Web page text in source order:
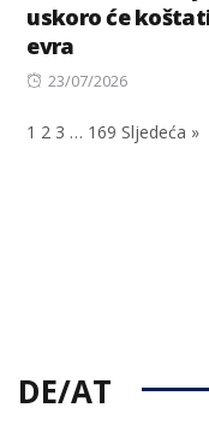
uskoro će
evra
Posted
23/07/2026
1 2 3 … 169 Sljedeća »
DE/AT